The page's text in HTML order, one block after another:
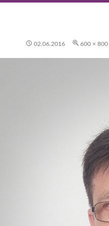
02.06.2016 600 × 800